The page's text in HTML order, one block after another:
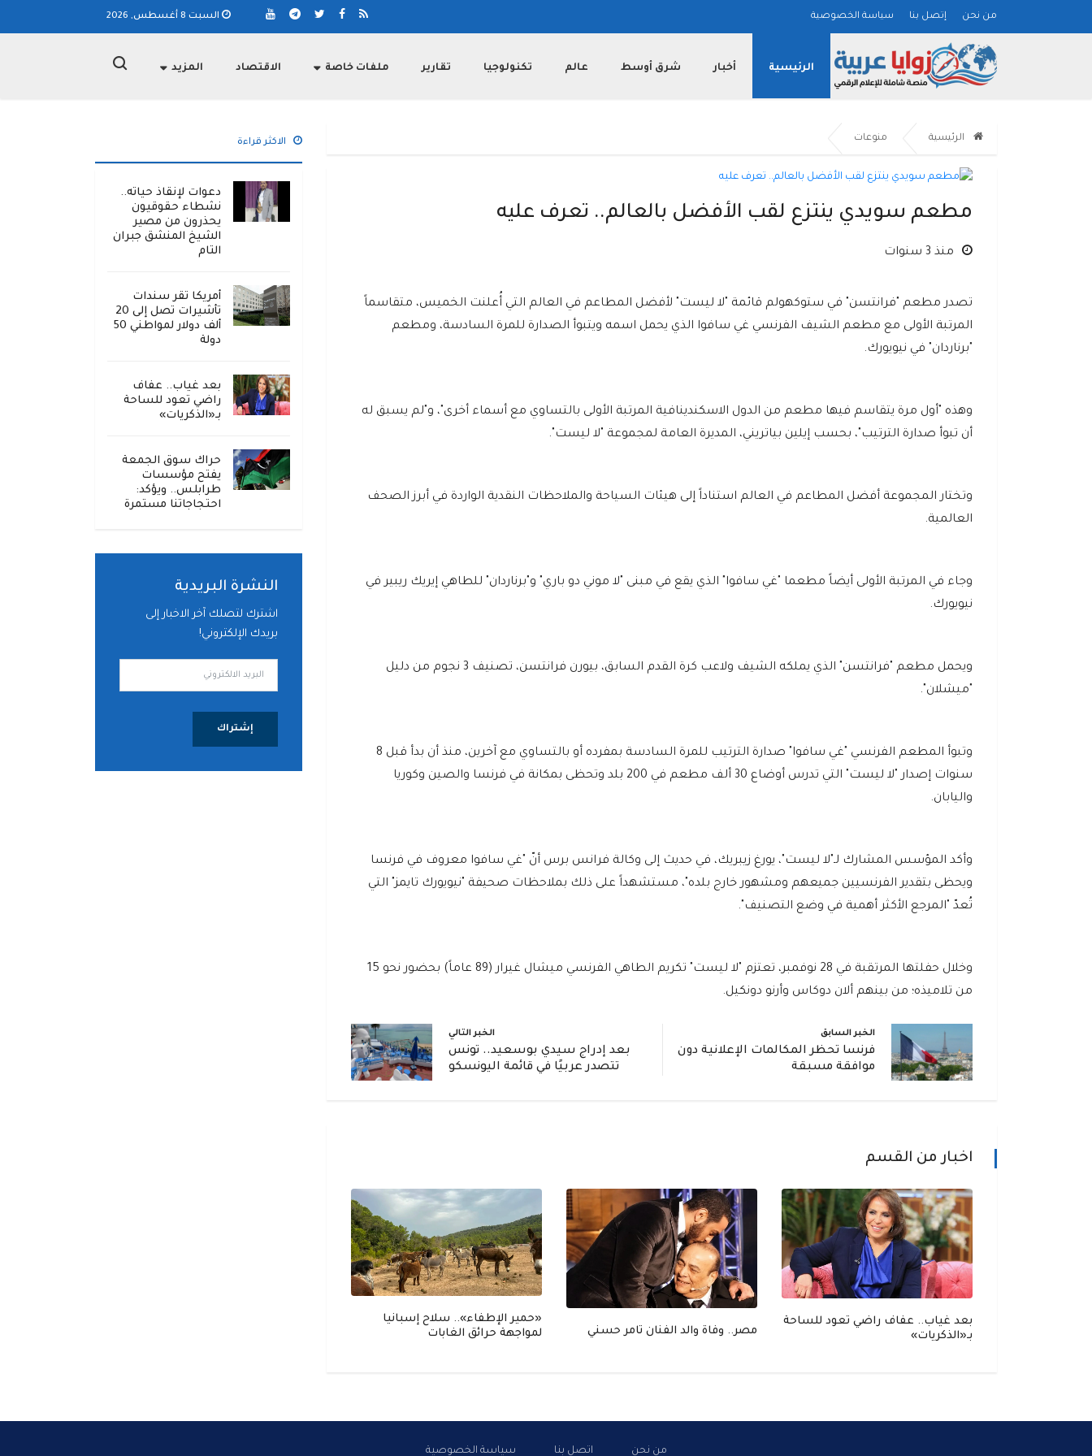
من نحن إتصل بنا سياسة الخصوصية السبت 8 أغسطس, 2026
الرئيسية أخبار شرق أوسط عالم تكنولوجيا تقارير ملفات خاصة الاقتصاد المزيد
الرئيسية منوعات
مطعم سويدي ينتزع لقب الأفضل بالعالم.. تعرف عليه
منذ 3 سنوات
تصدر مطعم "فرانتسن" في ستوكهولم قائمة "لا ليست" لأفضل المطاعم في العالم التي أُعلنت الخميس، متقاسماً
المرتبة الأولى مع مطعم الشيف الفرنسي غي سافوا الذي يحمل اسمه ويتبوأ الصدارة للمرة السادسة، ومطعم
"برناردان" في نيويورك.
وهذه "أول مرة يتقاسم فيها مطعم من الدول الاسكندينافية المرتبة الأولى بالتساوي مع أسماء أخرى"، و"لم يسبق له
أن تبوأ صدارة الترتيب"، بحسب إيلين بياتريني، المديرة العامة لمجموعة "لا ليست".
وتختار المجموعة أفضل المطاعم في العالم استناداً إلى هيئات السياحة والملاحظات النقدية الواردة في أبرز الصحف
العالمية.
وجاء في المرتبة الأولى أيضاً مطعما "غي سافوا" الذي يقع في مبنى "لا موني دو باري" و"برناردان" للطاهي إيريك ريبير في
نيويورك.
ويحمل مطعم "فرانتسن" الذي يملكه الشيف ولاعب كرة القدم السابق، بيورن فرانتسن، تصنيف 3 نجوم من دليل
"ميشلان".
وتبوأ المطعم الفرنسي "غي سافوا" صدارة الترتيب للمرة السادسة بمفرده أو بالتساوي مع آخرين، منذ أن بدأ قبل 8
سنوات إصدار "لا ليست" التي تدرس أوضاع 30 ألف مطعم في 200 بلد وتحظى بمكانة في فرنسا والصين وكوريا
واليابان.
وأكد المؤسس المشارك لـ"لا ليست"، يورغ زيبريك، في حديث إلى وكالة فرانس برس أنّ "غي سافوا معروف في فرنسا
ويحظى بتقدير الفرنسيين جميعهم ومشهور خارج بلده"، مستشهداً على ذلك بملاحظات صحيفة "نيويورك تايمز" التي
تُعدّ "المرجع الأكثر أهمية في وضع التصنيف".
وخلال حفلتها المرتقبة في 28 نوفمبر، تعتزم "لا ليست" تكريم الطاهي الفرنسي ميشال غيرار (89 عاماً) بحضور نحو 15
من تلاميذه؛ من بينهم ألان دوكاس وأرنو دونكيل.
الخبر السابق
فرنسا تحظر المكالمات الإعلانية دون
موافقة مسبقة
الخبر التالي
بعد إدراج سيدي بوسعيد.. تونس
تتصدر عربيًا في قائمة اليونسكو
اخبار من القسم
بعد غياب.. عفاف راضي تعود للساحة
بـ«الذكريات»
مصر.. وفاة والد الفنان تامر حسني
«حمير الإطفاء».. سلاح إسبانيا
لمواجهة حرائق الغابات
الاكثر قراءة
دعوات لإنقاذ حياته..
نشطاء حقوقيون
يحذرون من مصير
الشيخ المنشق جبران
التام
أمريكا تقر سندات
تأشيرات تصل إلى 20
ألف دولار لمواطني 50
دولة
بعد غياب.. عفاف
راضي تعود للساحة
بـ«الذكريات»
حراك سوق الجمعة
يفتح مؤسسات
طرابلس.. ويؤكد:
احتجاجاتنا مستمرة
النشرة البريدية
اشترك لتصلك آخر الاخبار إلى
بريدك الإلكتروني!
إشتراك
من نحن اتصل بنا سياسة الخصوصية